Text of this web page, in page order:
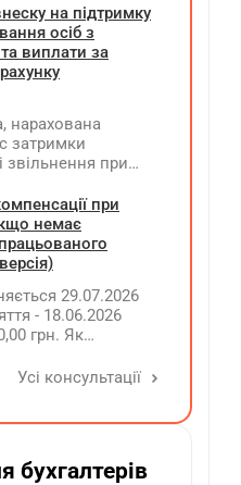
за сумісництвом,
два роботодавці?
на підтримку
осіб з
та виплати за
нарахована
затримки
звільнення при
для
на підтримку
осіб з
при
немає
29.07.2026
- 18.06.2026
грн. Як
відпустки при
Усі консультації
бухгалтерів